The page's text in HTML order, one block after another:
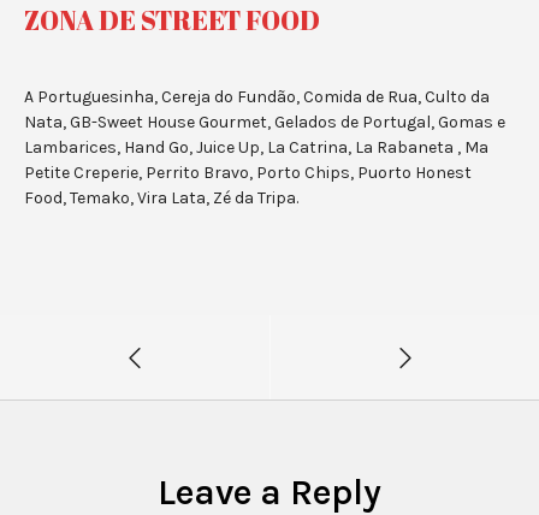
ZONA DE STREET FOOD
A Portuguesinha, Cereja do Fundão, Comida de Rua, Culto da
Nata, GB-Sweet House Gourmet, Gelados de Portugal, Gomas e
Lambarices, Hand Go, Juice Up, La Catrina, La Rabaneta , Ma
Petite Creperie, Perrito Bravo, Porto Chips, Puorto Honest
Food, Temako, Vira Lata, Zé da Tripa.
Leave a Reply